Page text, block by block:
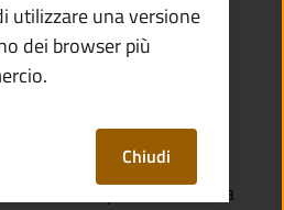
cartacea:
non sarà
non sarà più considerata
utilizzare una versione
dei browser più
Chiudi